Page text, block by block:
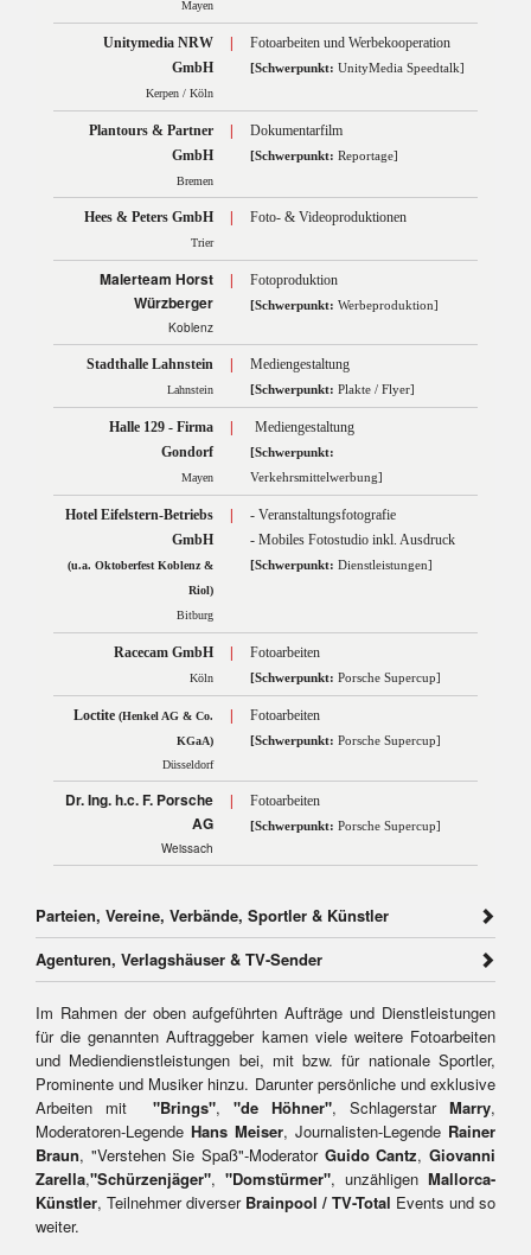
Mayen
Unitymedia NRW
GmbH
Kerpen / Köln
| Fotoarbeiten und Werbekooperation
[Schwerpunkt: UnityMedia Speedtalk]
Plantours & Partner
GmbH
Bremen
| Dokumentarfilm
[Schwerpunkt: Reportage]
Hees & Peters GmbH
Trier
| Foto- & Videoproduktionen
Malerteam Horst
Würzberger
Koblenz
| Fotoproduktion
[Schwerpunkt: Werbeproduktion]
Stadthalle Lahnstein
Lahnstein
| Mediengestaltung
[Schwerpunkt: Plakte / Flyer]
Halle 129 - Firma
Gondorf
Mayen
| Mediengestaltung
[Schwerpunkt:
Verkehrsmittelwerbung]
Hotel Eifelstern-Betriebs
GmbH
(u.a. Oktoberfest Koblenz &
Riol)
Bitburg
|
- Veranstaltungsfotografie
- Mobiles Fotostudio inkl. Ausdruck
[Schwerpunkt: Dienstleistungen]
Racecam GmbH
Köln
| Fotoarbeiten
[Schwerpunkt: Porsche Supercup]
Loctite (Henkel AG & Co.
KGaA)
Düsseldorf
| Fotoarbeiten
[Schwerpunkt: Porsche Supercup]
Dr. Ing. h.c. F. Porsche
AG
Weissach
| Fotoarbeiten
[Schwerpunkt: Porsche Supercup]
Parteien, Vereine, Verbände, Sportler & Künstler
Agenturen, Verlagshäuser & TV-Sender
Im Rahmen der oben aufgeführten Aufträge und Dienstleistungen
für die genannten Auftraggeber kamen viele weitere Fotoarbeiten
und Mediendienstleistungen bei, mit bzw. für nationale Sportler,
Prominente und Musiker hinzu. Darunter persönliche und exklusive
Arbeiten mit "Brings","de Höhner", SchlagerstarMarry,
Moderatoren-Legende Hans Meiser, Journalisten-Legende Rainer
Braun, "Verstehen Sie Spaß"-Moderator Guido Cantz,Giovanni
Zarella,"Schürzenjäger", "Domstürmer", unzähligenMallorca-
Künstler, Teilnehmer diverser Brainpool / TV-Total Events und so
weiter.